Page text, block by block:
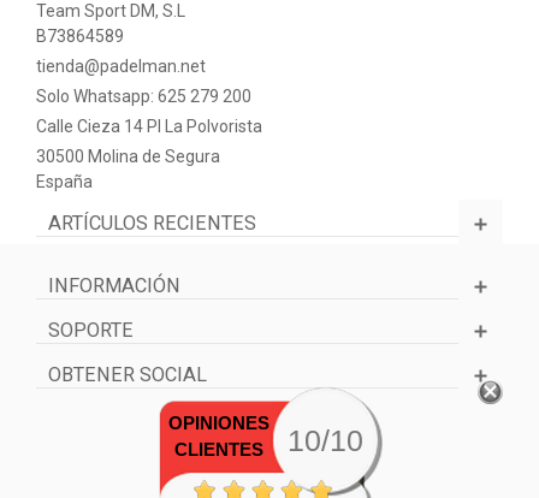
Team Sport DM, S.L
B73864589
tienda@padelman.net
Solo Whatsapp: 625 279 200
Calle Cieza 14 PI La Polvorista
30500 Molina de Segura
España
ARTÍCULOS RECIENTES
INFORMACIÓN
SOPORTE
OBTENER SOCIAL
OPINIONES
CLIENTES
10/10